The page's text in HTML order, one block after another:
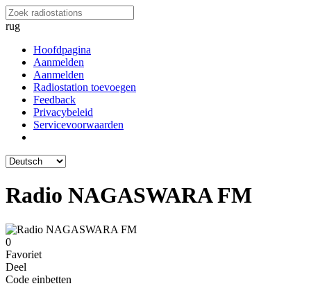
rug
Hoofdpagina
Aanmelden
Aanmelden
Radiostation toevoegen
Feedback
Privacybeleid
Servicevoorwaarden
Radio NAGASWARA FM
0
Favoriet
Deel
Code einbetten